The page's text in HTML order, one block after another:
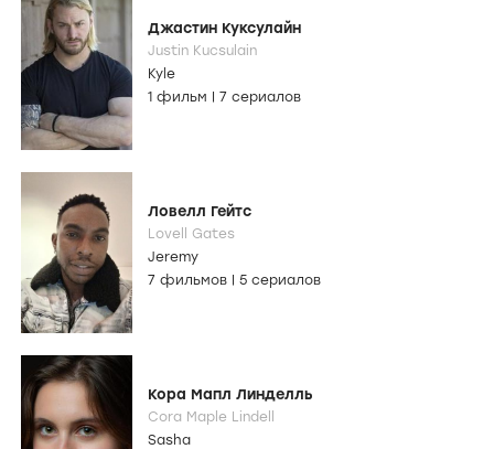
Джастин Куксулайн
Justin Kucsulain
Kyle
1 фильм
7 сериалов
Ловелл Гейтс
Lovell Gates
Jeremy
7 фильмов
5 сериалов
Кора Мапл Линделль
Cora Maple Lindell
Sasha